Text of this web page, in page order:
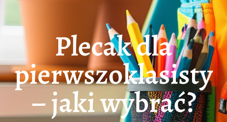
Plecak dla
pierwszoklasisty
– jaki wybrać?